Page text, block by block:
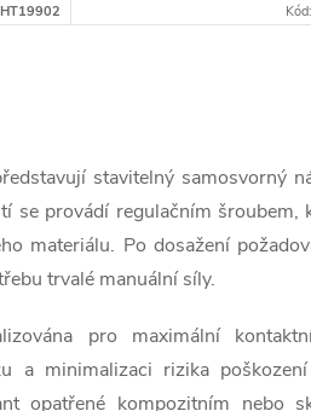
Kód:
stavitelný samosvorný
se provádí regulačním
materiálu. Po dosažení
trvalé manuální síly.
pro maximální
a minimalizaci rizika
opatřené kompozitním nebo